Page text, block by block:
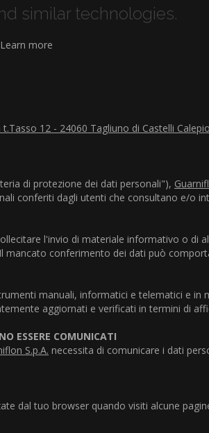
similar technologies.
Learn more
t.Tasso 12 - 24060 Tagliuno di Castelli
di protezione dei dati personali"),
conferiti dagli utenti che consultano e/o
l'invio di materiale informativo o
mancato conferimento dei dati può
manuali, informatici e telematici e in
aggiornati e verificati in termini di
ESSERE COMUNICATI
S.p.A. necessita di comunicare i dati
dal tuo browser quando visiti alcune